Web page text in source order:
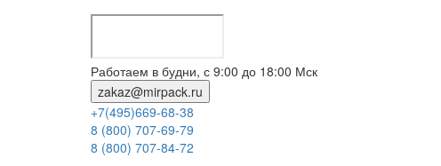
Работаем в будни, с 9:00 до 18:00 Мск
zakaz@mirpack.ru
+7(495)669-68-38
8 (800) 707-69-79
8 (800) 707-84-72